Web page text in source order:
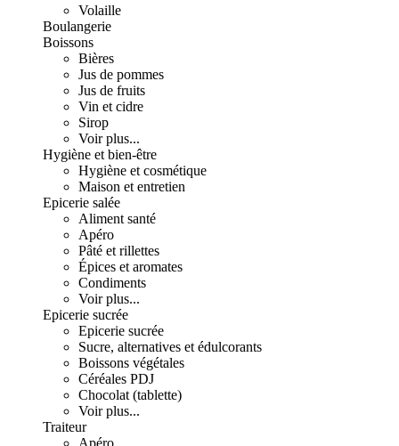
Volaille
Boulangerie
Boissons
Bières
Jus de pommes
Jus de fruits
Vin et cidre
Sirop
Voir plus...
Hygiène et bien-être
Hygiène et cosmétique
Maison et entretien
Epicerie salée
Aliment santé
Apéro
Pâté et rillettes
Épices et aromates
Condiments
Voir plus...
Epicerie sucrée
Epicerie sucrée
Sucre, alternatives et édulcorants
Boissons végétales
Céréales PDJ
Chocolat (tablette)
Voir plus...
Traiteur
Apéro